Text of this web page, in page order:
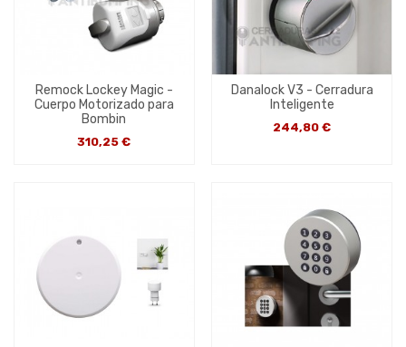
Remock Lockey Magic -
Cuerpo Motorizado para
Bombin
310,25 €
Danalock V3 - Cerradura
Inteligente
244,80 €